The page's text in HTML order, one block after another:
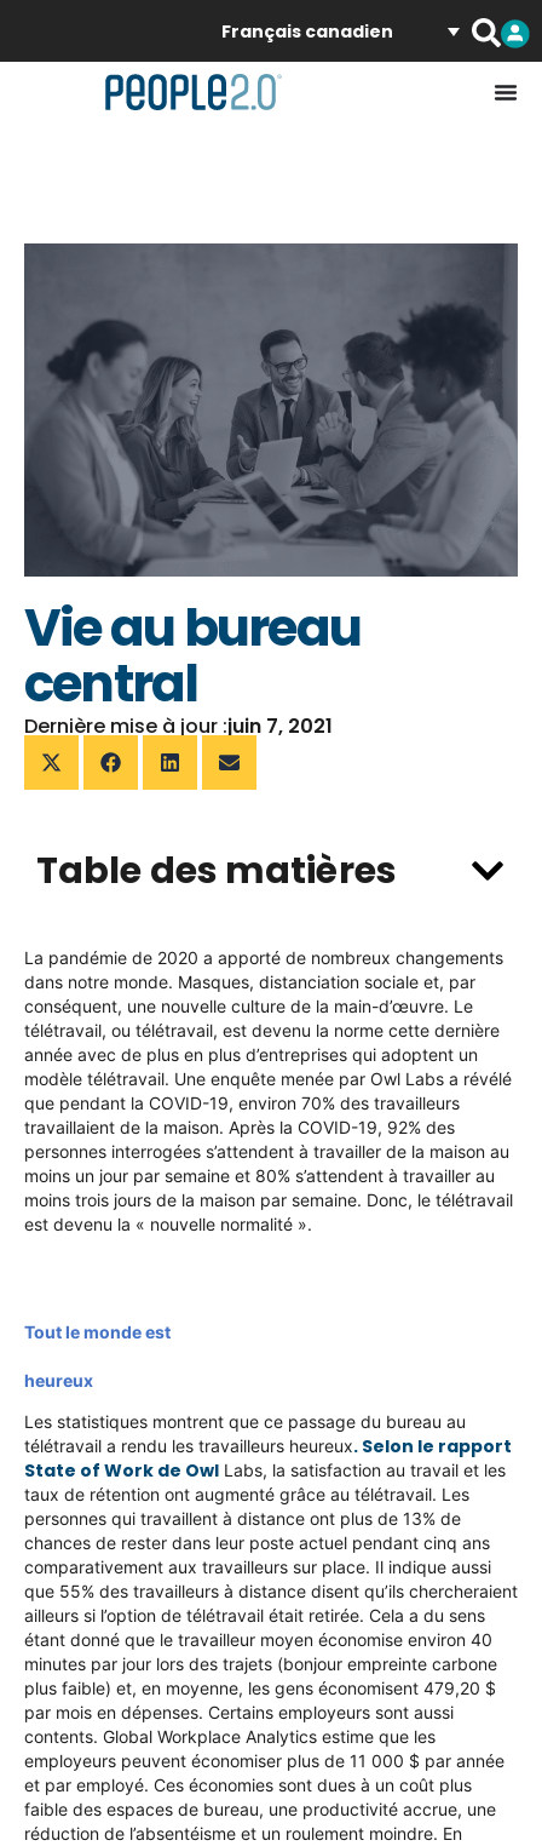
Français canadien
Vie au bureau
central
Dernière mise à jour :juin 7, 2021
Table des matières
La pandémie de 2020 a apporté de nombreux changements
dans notre monde. Masques, distanciation sociale et, par
conséquent, une nouvelle culture de la main-d’œuvre. Le
télétravail, ou télétravail, est devenu la norme cette dernière
année avec de plus en plus d’entreprises qui adoptent un
modèle télétravail. Une enquête menée par Owl Labs a révélé
que pendant la COVID-19, environ 70% des travailleurs
travaillaient de la maison. Après la COVID-19, 92% des
personnes interrogées s’attendent à travailler de la maison au
moins un jour par semaine et 80% s’attendent à travailler au
moins trois jours de la maison par semaine. Donc, le télétravail
est devenu la « nouvelle normalité ».
Tout le monde est
heureux
Les statistiques montrent que ce passage du bureau au
télétravail a rendu les travailleurs heureux. Selon le rapport
State of Work de Owl Labs, la satisfaction au travail et les
taux de rétention ont augmenté grâce au télétravail. Les
personnes qui travaillent à distance ont plus de 13% de
chances de rester dans leur poste actuel pendant cinq ans
comparativement aux travailleurs sur place. Il indique aussi
que 55% des travailleurs à distance disent qu’ils chercheraient
ailleurs si l’option de télétravail était retirée. Cela a du sens
étant donné que le travailleur moyen économise environ 40
minutes par jour lors des trajets (bonjour empreinte carbone
plus faible) et, en moyenne, les gens économisent 479,20 $
par mois en dépenses. Certains employeurs sont aussi
contents. Global Workplace Analytics estime que les
employeurs peuvent économiser plus de 11 000 $ par année
et par employé. Ces économies sont dues à un coût plus
faible des espaces de bureau, une productivité accrue, une
réduction de l’absentéisme et un roulement moindre. En